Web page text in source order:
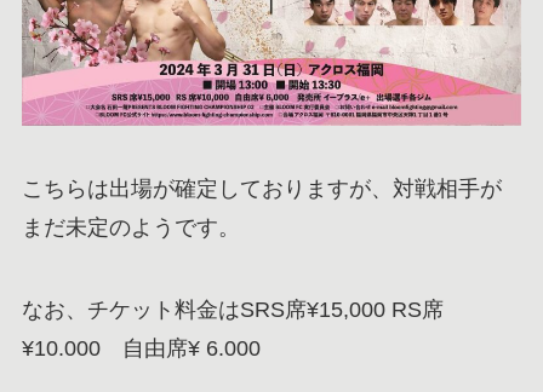
こちらは出場が確定しておりますが、対戦相手が
まだ未定のようです。
なお、チケット料金はSRS席¥15,000 RS席
¥10.000 自由席¥ 6.000